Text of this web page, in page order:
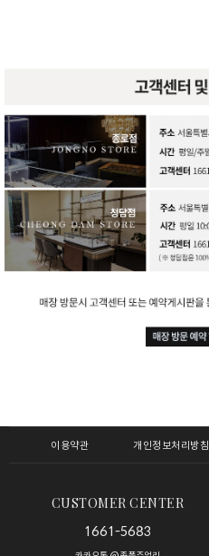
이용약관 개인정보처리방침
CUSTOMER CENTER
1661-5683